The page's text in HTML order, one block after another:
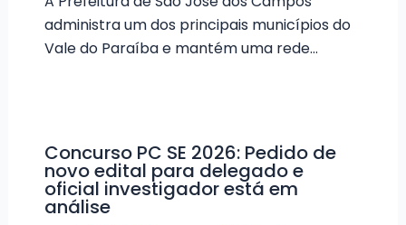
administra um dos principais municípios do
Vale do Paraíba e mantém uma rede…
Concurso PC SE 2026: Pedido de
novo edital para delegado e
oficial investigador está em
análise